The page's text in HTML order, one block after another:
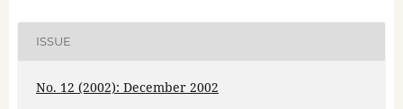
ISSUE
No. 12 (2002): December 2002